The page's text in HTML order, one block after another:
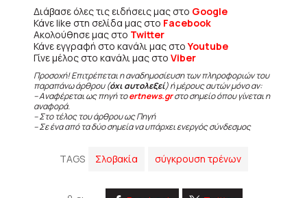
Διάβασε όλες τις ειδήσεις μας στο Google
Κάνε like στη σελίδα μας στο Facebook
Ακολούθησε μας στο Twitter
Κάνε εγγραφή στο κανάλι μας στοYoutube
Γίνε μέλος στο κανάλι μας στο Viber
Προσοχή! Επιτρέπεται η αναδημοσίευση των πληροφοριών του
παραπάνω άρθρου (όχι αυτολεξεί) ή μέρους αυτών μόνο αν:
– Αναφέρεται ως πηγή τοertnews.grστο σημείο όπου γίνεται η
αναφορά.
– Στο τέλος του άρθρου ως Πηγή
– Σε ένα από τα δύο σημεία να υπάρχει ενεργός σύνδεσμος
TAGS Σλοβακία σύγκρουση τρένων